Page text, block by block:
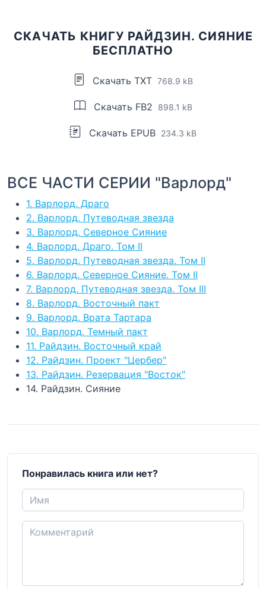
СКАЧАТЬ КНИГУ РАЙДЗИН. СИЯНИЕ
БЕСПЛАТНО
Скачать TXT 768.9 kB
Скачать FB2 898.1 kB
Скачать EPUB 234.3 kB
ВСЕ ЧАСТИ СЕРИИ "Варлорд"
1. Варлорд. Драго
2. Варлорд. Путеводная звезда
3. Варлорд. Северное Сияние
4. Варлорд. Драго. Том II
5. Варлорд. Путеводная звезда. Том II
6. Варлорд. Северное Сияние. Том II
7. Варлорд. Путеводная звезда. Том III
8. Варлорд. Восточный пакт
9. Варлорд. Врата Тартара
10. Варлорд. Темный пакт
11. Райдзин. Восточный край
12. Райдзин. Проект "Цербер"
13. Райдзин. Резервация "Восток"
14. Райдзин. Сияние
Понравилась книга или нет?